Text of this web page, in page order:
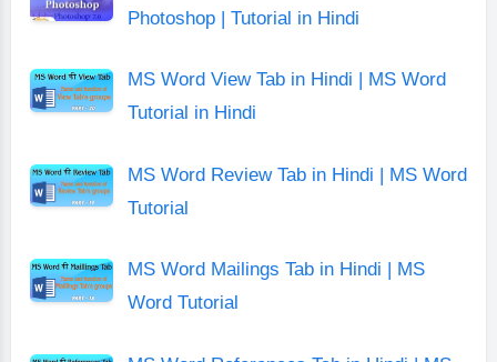
Photoshop | Tutorial in Hindi
MS Word View Tab in Hindi | MS Word
Tutorial in Hindi
MS Word Review Tab in Hindi | MS Word
Tutorial
MS Word Mailings Tab in Hindi | MS
Word Tutorial